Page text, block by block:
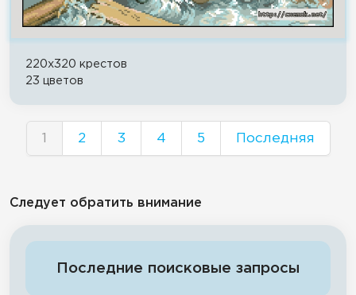
220x320 крестов
23 цветов
1 2 3 4 5 Последняя
Следует обратить внимание
Последние поисковые запросы